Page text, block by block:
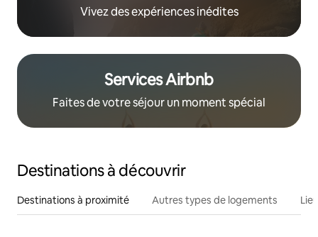
Vivez des expériences inédites
Services Airbnb
Faites de votre séjour un moment spécial
Destinations à découvrir
Destinations à proximité Autres types de logements